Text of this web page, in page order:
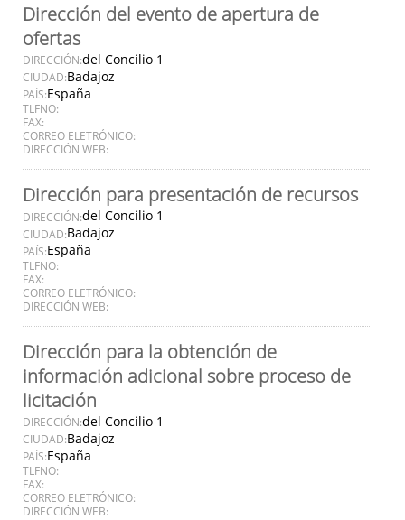
Dirección del evento de apertura de
ofertas
DIRECCIÓN:del Concilio 1
CIUDAD:Badajoz
PAÍS:España
TLFNO:
FAX:
CORREO ELETRÓNICO:
DIRECCIÓN WEB:
Dirección para presentación de recursos
DIRECCIÓN:del Concilio 1
CIUDAD:Badajoz
PAÍS:España
TLFNO:
FAX:
CORREO ELETRÓNICO:
DIRECCIÓN WEB:
Dirección para la obtención de
información adicional sobre proceso de
licitación
DIRECCIÓN:del Concilio 1
CIUDAD:Badajoz
PAÍS:España
TLFNO:
FAX:
CORREO ELETRÓNICO:
DIRECCIÓN WEB: